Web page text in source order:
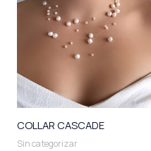
COLLAR CASCADE
Sin categorizar